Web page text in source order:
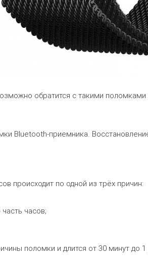
обратится с такими поломками
Bluetooth-приемника.
происходит по одной из трёх причин:
часов;
поломки и длится от 30 минут до 1